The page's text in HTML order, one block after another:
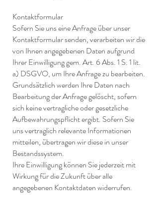
Kontaktformular
Sofern Sie uns eine Anfrage über unser
Kontaktformular senden, verarbeiten wir die
von Ihnen angegebenen Daten aufgrund
Ihrer Einwilligung gem. Art. 6 Abs. 1 S. 1 lit.
a) DSGVO, um Ihre Anfrage zu bearbeiten.
Grundsätzlich werden Ihre Daten nach
Bearbeitung der Anfrage gelöscht, sofern
sich keine vertragliche oder gesetzliche
Aufbewahrungspflicht ergibt. Sofern Sie
uns vertraglich relevante Informationen
mitteilen, übertragen wir diese in unser
Bestandssystem.
Ihre Einwilligung können Sie jederzeit mit
Wirkung für die Zukunft über alle
angegebenen Kontaktdaten widerrufen.